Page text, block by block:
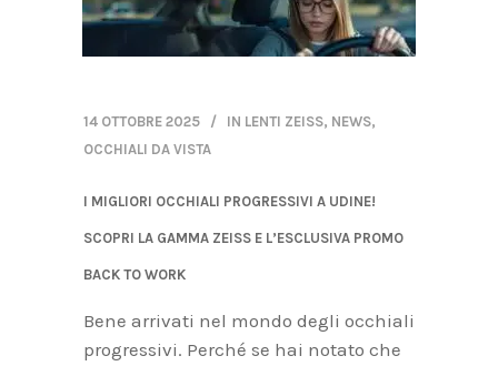
14 OTTOBRE 2025 IN LENTI ZEISS, NEWS,
OCCHIALI DA VISTA
I MIGLIORI OCCHIALI PROGRESSIVI A UDINE!
SCOPRI LA GAMMA ZEISS E L’ESCLUSIVA PROMO
BACK TO WORK
Bene arrivati nel mondo degli occhiali
progressivi. Perché se hai notato che